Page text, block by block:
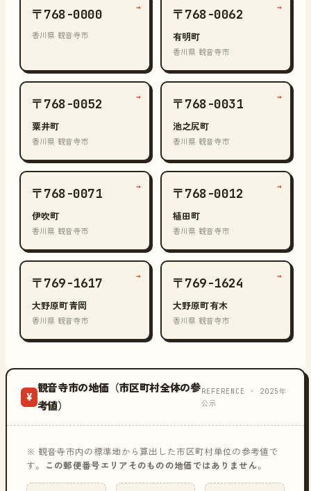
〒768-0000
香川県 観音寺市
→ 〒768-0062
有明町
香川県 観音寺市
→
〒768-0052
粟井町
香川県 観音寺市
→ 〒768-0031
池之尻町
香川県 観音寺市
→
〒768-0071
伊吹町
香川県 観音寺市
→ 〒768-0012
植田町
香川県 観音寺市
→
〒769-1617
大野原町青岡
香川県 観音寺市
→ 〒769-1624
大野原町有木
香川県 観音寺市
→
¥
観音寺市の地価（市区町村全体の参
考値）
REFERENCE · 2025年
公示
※ 観音寺市内の標準地から算出した市区町村単位の参考値で
す。
この郵便番号エリアそのものの地価ではありません。